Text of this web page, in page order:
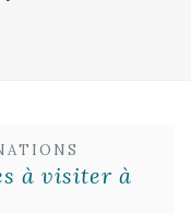
à visiter à